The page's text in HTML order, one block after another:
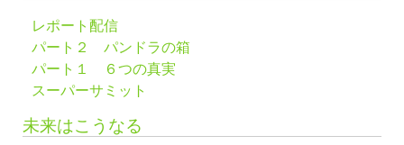
レポート配信
パート２ パンドラの箱
パート１ ６つの真実
スーパーサミット
未来はこうなる